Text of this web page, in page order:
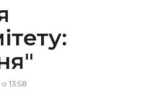
13:58